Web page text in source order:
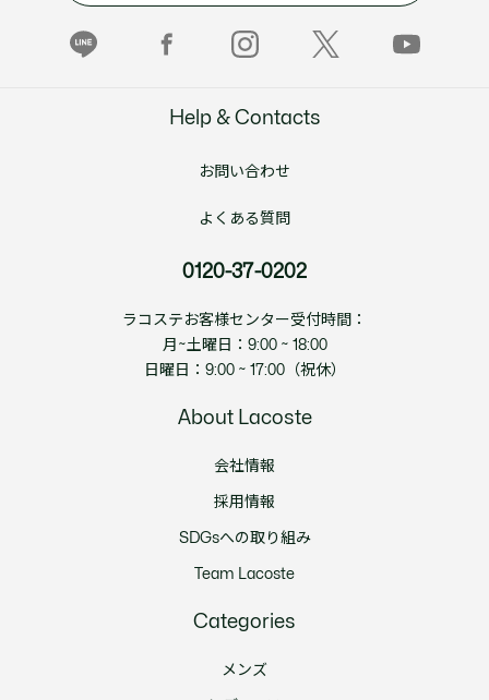
Help & Contacts
お問い合わせ
よくある質問
0120-37-0202
ラコステお客様センター受付時間：
月~土曜日：9:00 ~ 18:00
日曜日：9:00 ~ 17:00（祝休）
About Lacoste
会社情報
採用情報
SDGsへの取り組み
Team Lacoste
Categories
メンズ